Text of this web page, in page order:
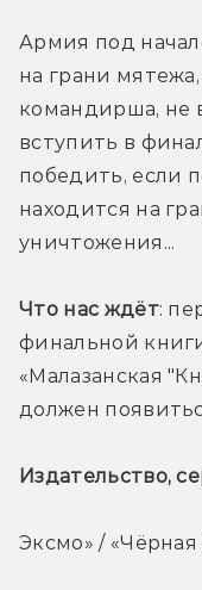
Армия под
на грани
командирша, не
вступить в
победить, если
находится на
уничтожения...
Что нас ждёт:
финальной
«Малазанская
должен
Издательство,
Эксмо» / «Чёрная